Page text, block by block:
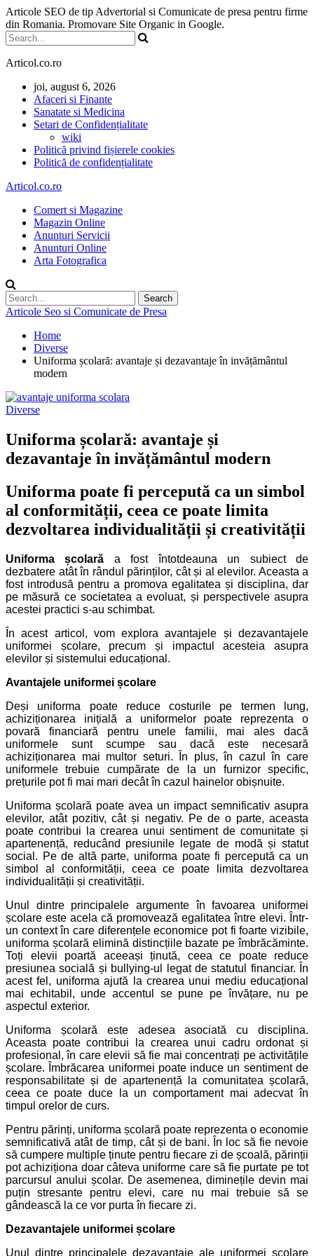
Articole SEO de tip Advertorial si Comunicate de presa pentru firme
din Romania. Promovare Site Organic in Google.
Articol.co.ro
joi, august 6, 2026
Afaceri si Finante
Sanatate si Medicina
Setari de Confidențialitate
wiki
Politică privind fișierele cookies
Politică de confidențialitate
Articol.co.ro
Comert si Magazine
Magazin Online
Anunturi Servicii
Anunturi Online
Arta Fotografica
Articole Seo si Comunicate de Presa
Home
Diverse
Uniforma școlară: avantaje și dezavantaje în invățământul
modern
Diverse
Uniforma școlară: avantaje și
dezavantaje în invățământul modern
Uniforma poate fi percepută ca un simbol
al conformității, ceea ce poate limita
dezvoltarea individualității și creativității
Uniforma școlară a fost întotdeauna un subiect de
dezbatere atât în rândul părinților, cât și al elevilor. Aceasta a
fost introdusă pentru a promova egalitatea și disciplina, dar
pe măsură ce societatea a evoluat, și perspectivele asupra
acestei practici s-au schimbat.
În acest articol, vom explora avantajele și dezavantajele
uniformei școlare, precum și impactul acesteia asupra
elevilor și sistemului educațional.
Avantajele uniformei școlare
Deși uniforma poate reduce costurile pe termen lung,
achiziționarea inițială a uniformelor poate reprezenta o
povară financiară pentru unele familii, mai ales dacă
uniformele sunt scumpe sau dacă este necesară
achiziționarea mai multor seturi. În plus, în cazul în care
uniformele trebuie cumpărate de la un furnizor specific,
prețurile pot fi mai mari decât în cazul hainelor obișnuite.
Uniforma școlară poate avea un impact semnificativ asupra
elevilor, atât pozitiv, cât și negativ. Pe de o parte, aceasta
poate contribui la crearea unui sentiment de comunitate și
apartenență, reducând presiunile legate de modă și statut
social. Pe de altă parte, uniforma poate fi percepută ca un
simbol al conformității, ceea ce poate limita dezvoltarea
individualității și creativității.
Unul dintre principalele argumente în favoarea uniformei
școlare este acela că promovează egalitatea între elevi. Într-
un context în care diferențele economice pot fi foarte vizibile,
uniforma școlară elimină distincțiile bazate pe îmbrăcăminte.
Toți elevii poartă aceeași ținută, ceea ce poate reduce
presiunea socială și bullying-ul legat de statutul financiar. În
acest fel, uniforma ajută la crearea unui mediu educațional
mai echitabil, unde accentul se pune pe învățare, nu pe
aspectul exterior.
Uniforma școlară este adesea asociată cu disciplina.
Aceasta poate contribui la crearea unui cadru ordonat și
profesional, în care elevii să fie mai concentrați pe activitățile
școlare. Îmbrăcarea uniformei poate induce un sentiment de
responsabilitate și de apartenență la comunitatea școlară,
ceea ce poate duce la un comportament mai adecvat în
timpul orelor de curs.
Pentru părinți, uniforma școlară poate reprezenta o economie
semnificativă atât de timp, cât și de bani. În loc să fie nevoie
să cumpere multiple ținute pentru fiecare zi de școală, părinții
pot achiziționa doar câteva uniforme care să fie purtate pe tot
parcursul anului școlar. De asemenea, diminețile devin mai
puțin stresante pentru elevi, care nu mai trebuie să se
gândească la ce vor purta în fiecare zi.
Dezavantajele uniformei școlare
Unul dintre principalele dezavantaje ale uniformei școlare